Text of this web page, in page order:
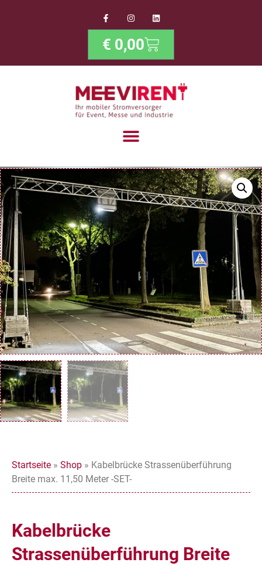
€ 0,00
Startseite » Shop » Kabelbrücke Strassenüberführung
Breite max. 11,50 Meter -SET-
Kabelbrücke
Strassenüberführung Breite